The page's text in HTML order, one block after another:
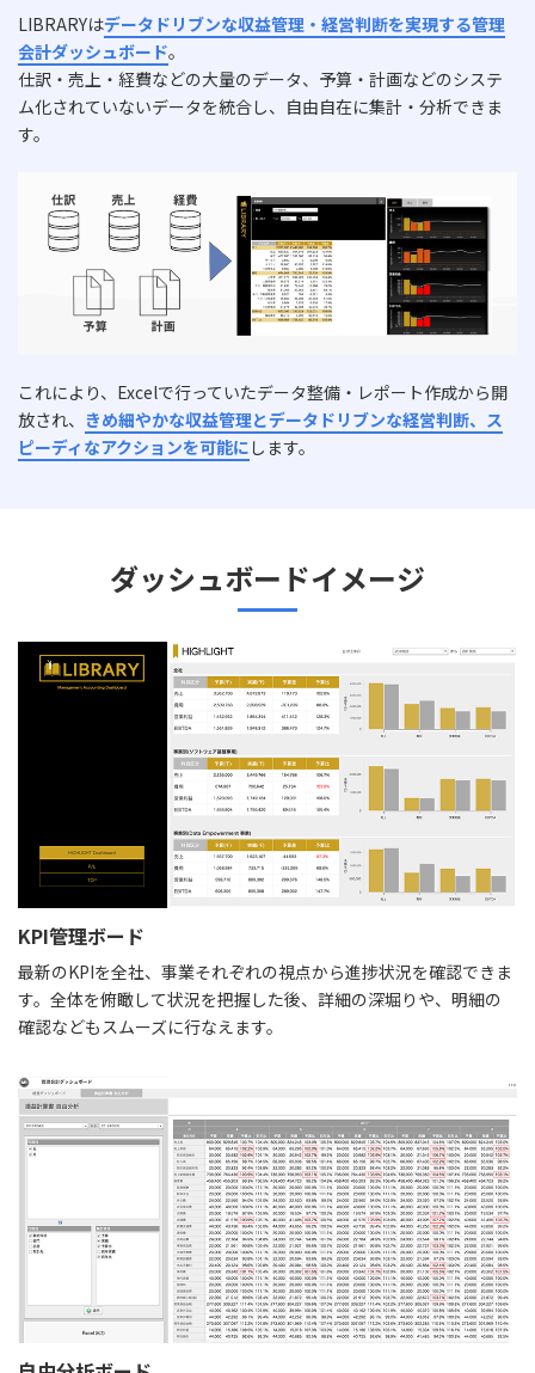
LIBRARYはデータドリブンな収益管理・経営判断を実現する管理
会計ダッシュボード。
仕訳・売上・経費などの大量のデータ、予算・計画などのシステ
ム化されていないデータを統合し、自由自在に集計・分析できま
す。
これにより、Excelで行っていたデータ整備・レポート作成から開
放され、 きめ細やかな収益管理とデータドリブンな経営判断、ス
ピーディなアクションを可能に します。
ダッシュボードイメージ
KPI管理ボード
最新のKPIを全社、事業それぞれの視点から進捗状況を確認できま
す。全体を俯瞰して状況を把握した後、詳細の深堀りや、明細の
確認などもスムーズに行なえます。